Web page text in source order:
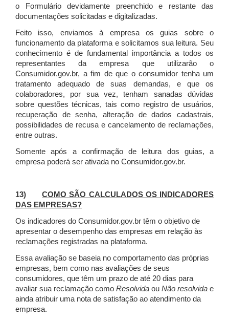
o Formulário devidamente preenchido e restante das
documentações solicitadas e digitalizadas.
Feito isso, enviamos à empresa os guias sobre o
funcionamento da plataforma e solicitamos sua leitura. Seu
conhecimento é de fundamental importância a todos os
representantes da empresa que utilizarão o
Consumidor.gov.br, a fim de que o consumidor tenha um
tratamento adequado de suas demandas, e que os
colaboradores, por sua vez, tenham sanadas dúvidas
sobre questões técnicas, tais como registro de usuários,
recuperação de senha, alteração de dados cadastrais,
possibilidades de recusa e cancelamento de reclamações,
entre outras.
Somente após a confirmação de leitura dos guias, a
empresa poderá ser ativada no Consumidor.gov.br.
13)COMO SÃO CALCULADOS OS INDICADORES
DAS EMPRESAS?
Os indicadores do Consumidor.gov.br têm o objetivo de
apresentar o desempenho das empresas em relação às
reclamações registradas na plataforma.
Essa avaliação se baseia no comportamento das próprias
empresas, bem como nas avaliações de seus
consumidores, que têm um prazo de até 20 dias para
avaliar sua reclamação como Resolvida ou Não resolvida e
ainda atribuir uma nota de satisfação ao atendimento da
empresa.